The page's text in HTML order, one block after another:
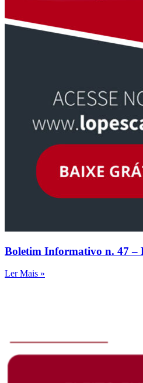
Boletim Informativo n. 47 –
Ler Mais »